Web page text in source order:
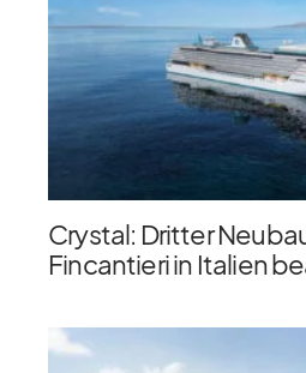
Crystal: Dritter
Fincantieri in Italien